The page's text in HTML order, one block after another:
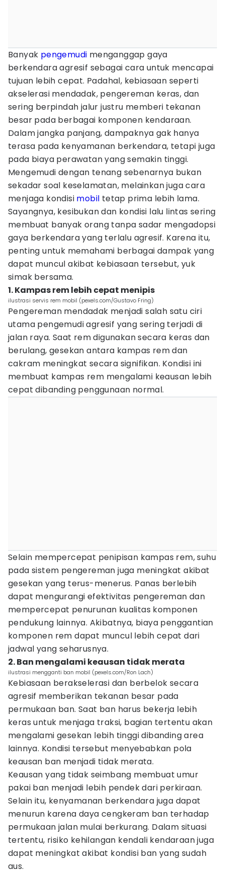
Banyak pengemudi menganggap gaya
berkendara agresif sebagai cara untuk mencapai
tujuan lebih cepat. Padahal, kebiasaan seperti
akselerasi mendadak, pengereman keras, dan
sering berpindah jalur justru memberi tekanan
besar pada berbagai komponen kendaraan.
Dalam jangka panjang, dampaknya gak hanya
terasa pada kenyamanan berkendara, tetapi juga
pada biaya perawatan yang semakin tinggi.
Mengemudi dengan tenang sebenarnya bukan
sekadar soal keselamatan, melainkan juga cara
menjaga kondisi mobil tetap prima lebih lama.
Sayangnya, kesibukan dan kondisi lalu lintas sering
membuat banyak orang tanpa sadar mengadopsi
gaya berkendara yang terlalu agresif. Karena itu,
penting untuk memahami berbagai dampak yang
dapat muncul akibat kebiasaan tersebut, yuk
simak bersama.
1. Kampas rem lebih cepat menipis
ilustrasi servis rem mobil (pexels.com/Gustavo Fring)
Pengereman mendadak menjadi salah satu ciri
utama pengemudi agresif yang sering terjadi di
jalan raya. Saat rem digunakan secara keras dan
berulang, gesekan antara kampas rem dan
cakram meningkat secara signifikan. Kondisi ini
membuat kampas rem mengalami keausan lebih
cepat dibanding penggunaan normal.
Selain mempercepat penipisan kampas rem, suhu
pada sistem pengereman juga meningkat akibat
gesekan yang terus-menerus. Panas berlebih
dapat mengurangi efektivitas pengereman dan
mempercepat penurunan kualitas komponen
pendukung lainnya. Akibatnya, biaya penggantian
komponen rem dapat muncul lebih cepat dari
jadwal yang seharusnya.
2. Ban mengalami keausan tidak merata
ilustrasi mengganti ban mobil (pexels.com/Ron Lach)
Kebiasaan berakselerasi dan berbelok secara
agresif memberikan tekanan besar pada
permukaan ban. Saat ban harus bekerja lebih
keras untuk menjaga traksi, bagian tertentu akan
mengalami gesekan lebih tinggi dibanding area
lainnya. Kondisi tersebut menyebabkan pola
keausan ban menjadi tidak merata.
Keausan yang tidak seimbang membuat umur
pakai ban menjadi lebih pendek dari perkiraan.
Selain itu, kenyamanan berkendara juga dapat
menurun karena daya cengkeram ban terhadap
permukaan jalan mulai berkurang. Dalam situasi
tertentu, risiko kehilangan kendali kendaraan juga
dapat meningkat akibat kondisi ban yang sudah
aus.